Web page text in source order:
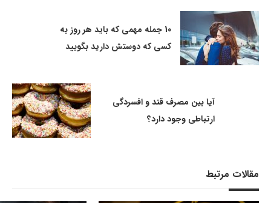
10 جمله مهمی که باید هر روز به
کسی که دوستش دارید بگویید
آیا بین مصرف قند و افسردگی
ارتباطی وجود دارد؟
مقالات مرتبط